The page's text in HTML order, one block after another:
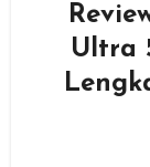
Ultra